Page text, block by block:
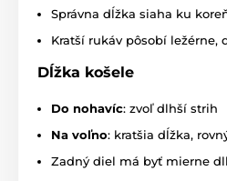
Správna dĺžka siaha ku
Kratší rukáv pôsobí ležérne,
Dĺžka košele
Do nohavíc: zvoľ dlhší strih
Na voľno: kratšia dĺžka,
Zadný diel má byť mierne